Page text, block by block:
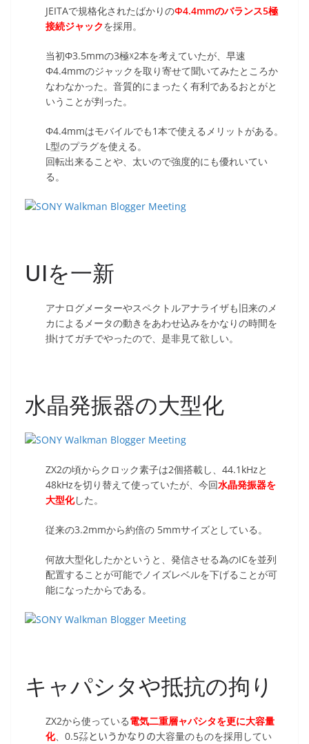
JEITAで規格化されたばかりのΦ4.4mmのバランス5極
接続ジャックを採用。
当初Φ3.5mmの3極☓2本を考えていたが、早速
Φ4.4mmのジャックを取り寄せて聞いてみたところか
なわなかった。音質的にまったく有利であるおとがと
いうことが判った。
Φ4.4mmはモバイルでも1本で使えるメリットがある。
L型のプラグを使える。
回転出来ることや、太いので強度的にも優れいてい
る。
UIを一新
アナログメーターやスペクトルアナライザも旧来のメ
カによるメータの動きをあわせ込みをかなりの時間を
掛けてガチでやったので、是非見て欲しい。
水晶発振器の大型化
ZX2の頃からクロック素子は2個搭載し、44.1kHzと
48kHzを切り替えて使っていたが、今回水晶発振器を
大型化した。
従来の3.2mmから約倍の 5mmサイズとしている。
何故大型化したかというと、発信させる為のICを並列
配置することが可能でノイズレベルを下げることが可
能になったからである。
キャパシタや抵抗の拘り
ZX2から使っている電気二重層ャパシタを更に大容量
化、0.5㌲というかなりの大容量のものを採用してい